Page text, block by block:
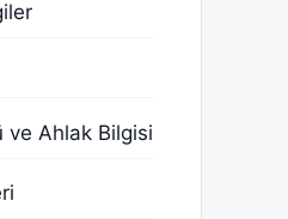
ve Ahlak Bilgisi